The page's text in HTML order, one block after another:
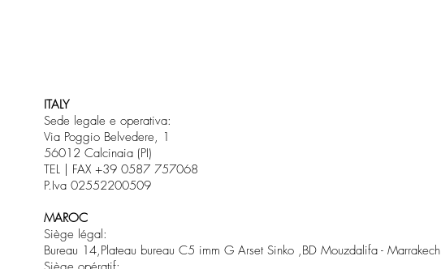
ITALY
Sede legale e operativa:
Via Poggio Belvedere, 1
56012 Calcinaia (PI)
TEL | FAX +39 0587 757068
P.Iva 02552200509
MAROC
Siège légal:
Bureau 14,Plateau bureau C5 imm G Arset Sinko ,BD Mouzdalifa - Marrakech